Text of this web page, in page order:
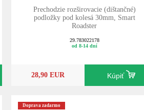
Prechodzie rozširovacie (dištančné)
podložky pod kolesá 30mm, Smart
Roadster
29.783022178
od 8-14 dní
28,90 EUR Kúpiť
Doprava zadarmo